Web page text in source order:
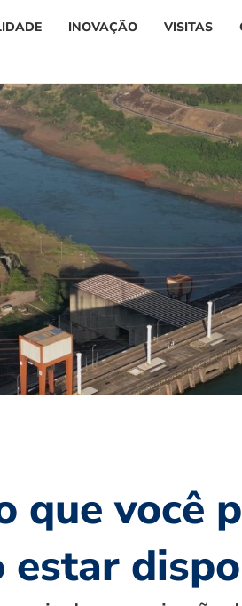
INOVAÇÃO VISITAS
que você
estar